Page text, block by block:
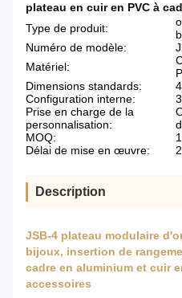
plateau en cuir en PVC à
Type de produit:
Numéro de modèle:
Matériel:
Dimensions standards:
Configuration interne:
Prise en charge de la
personnalisation:
MOQ:
Délai de mise en œuvre:
Description
JSB-4 plateau modulaire
bijoux, insertion de
cadre en aluminium et cuir
accessoires